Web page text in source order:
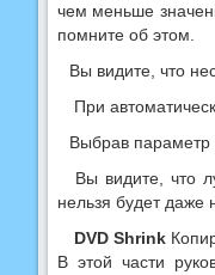
чем меньше
помните об этом.
Вы видите, что
При
Выбрав параметр
Вы видите, что
нельзя будет даже
DVD Shrink
В этой части